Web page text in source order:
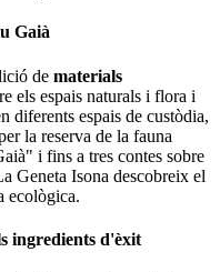
Gaià
de materials
els espais naturals i flora i
diferents espais de custòdia,
la reserva de la fauna
i fins a tres contes sobre
Geneta Isona descobreix el
ecològica.
ingredients d'èxit